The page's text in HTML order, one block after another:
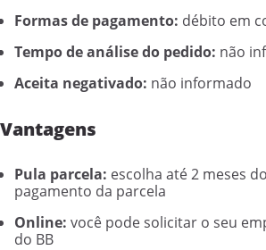
Formas de pagamento: débito em
Tempo de análise do pedido: não
Aceita negativado: não informado
Vantagens
Pula parcela: escolha até 2 meses
pagamento da parcela
Online: você pode solicitar o seu
do BB